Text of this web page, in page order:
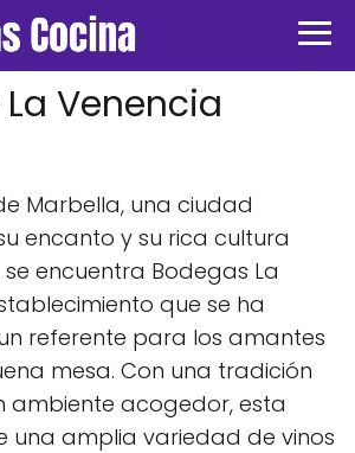
Venencia
Marbella, una ciudad
encanto y su rica cultura
encuentra Bodegas La
que se ha
referente para los amantes
mesa. Con una tradición
ambiente acogedor, esta
una amplia variedad de vinos